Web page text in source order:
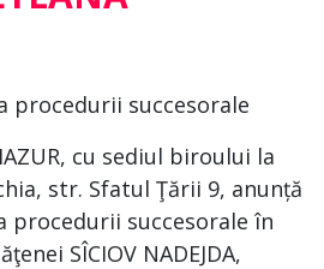
procedurii succesorale
cu sediul biroului la
str. Sfatul Ţării 9, anunță
procedurii succesorale în
SÎCIOV NADEJDA,